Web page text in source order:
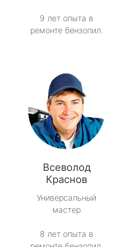
9 лет опыта в
ремонте бензопил.
Всеволод
Краснов
Универсальный
мастер
8 лет опыта в